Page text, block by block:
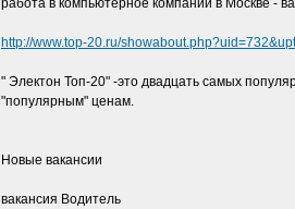
работа в компьютерное компании в Москве -
http://www.top-20.ru/
" Электон Топ-20" -это двадцать самых
"популярным" ценам.
Новые вакансии
вакансия Водитель